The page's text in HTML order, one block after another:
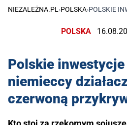
NIEZALEŻNA.PL ›POLSKA›POLSKIE
POLSKA
Polskie inwestycje
niemieccy
czerwoną